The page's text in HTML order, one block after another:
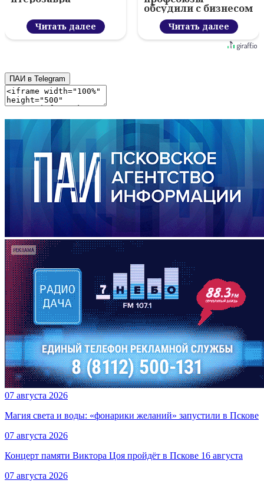
Читать далее
обсудили с бизнесом
новый цифровой
проектЧитать далее
ПАИ в Telegram
07 августа 2026
Магия света и воды: «фонарики желаний» запустили в Пскове
07 августа 2026
Концерт памяти Виктора Цоя пройдёт в Пскове 16 августа
07 августа 2026